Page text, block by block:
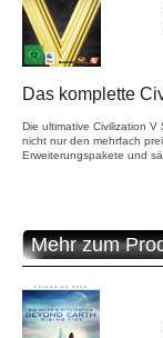
Das komplette
Die ultimative Civilization
nicht nur den mehrfach
Erweiterungspakete und
Mehr zum